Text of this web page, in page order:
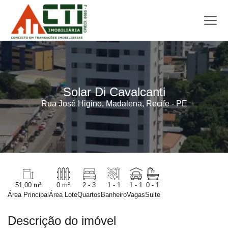
Solar Di Cavalcanti
Rua José Higino, Madalena, Recife - PE
51,00 m²
Área Principal
0 m²
Área Lote
2 - 3
Quartos
1 - 1
Banheiro
1 - 1
Vagas
0 - 1
Suite
Descrição do imóvel